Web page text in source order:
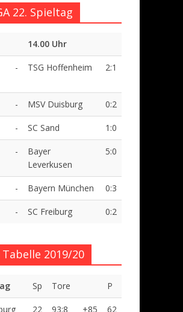
22. Spieltag
14.00 Uhr
- TSG Hoffenheim 2:1
- MSV Duisburg 0:2
- SC Sand 1:0
-
Bayer
Leverkusen
5:0
- Bayern München 0:3
- SC Freiburg 0:2
2019/20
Sp Tore P
22 93:8 +85 62